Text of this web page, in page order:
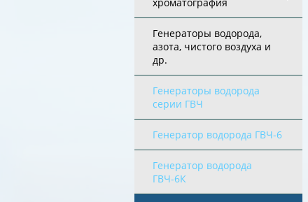
Генераторы водорода,
азота, чистого воздуха и
др.
Генераторы водорода
серии ГВЧ
Генератор водорода ГВЧ-6
Генератор водорода
ГВЧ-6К